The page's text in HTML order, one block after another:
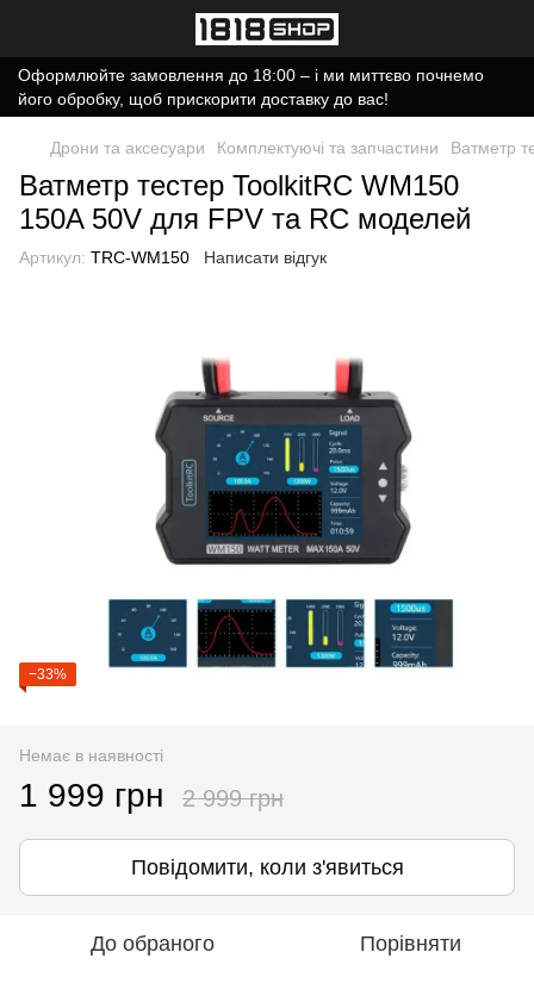
Оформлюйте замовлення до 18:00 – і ми миттєво почнемо
його обробку, щоб прискорити доставку до вас!
Дрони та аксесуари Комплектуючі та запчастини Ватметр
Ватметр тестер ToolkitRC WM150
150A 50V для FPV та RC моделей
Артикул: TRC-WM150 Написати відгук
−33%
Немає в наявності
1 999 грн 2 999 грн
Повідомити, коли з'явиться
До обраного Порівняти